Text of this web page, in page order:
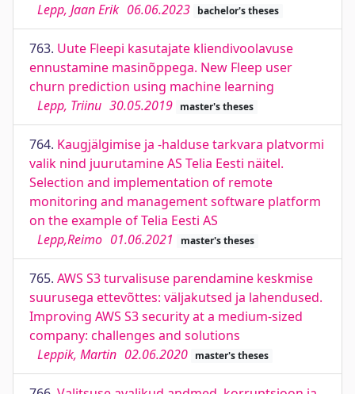
Lepp, Jaan Erik 06.06.2023 bachelor's theses
763. Uute Fleepi kasutajate kliendivoolavuse
ennustamine masinõppega. New Fleep user
churn prediction using machine learning
Lepp, Triinu 30.05.2019 master's theses
764. Kaugjälgimise ja -halduse tarkvara platvormi
valik nind juurutamine AS Telia Eesti näitel.
Selection and implementation of remote
monitoring and management software platform
on the example of Telia Eesti AS
Lepp,Reimo 01.06.2021 master's theses
765. AWS S3 turvalisuse parendamine keskmise
suurusega ettevõttes: väljakutsed ja lahendused.
Improving AWS S3 security at a medium-sized
company: challenges and solutions
Leppik, Martin 02.06.2020 master's theses